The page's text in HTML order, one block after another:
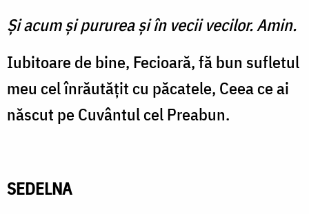
Şi acum şi pururea şi în vecii vecilor. Amin.
Iubitoare de bine, Fecioară, fă bun sufletul
meu cel înrăutăţit cu păcatele, Ceea ce ai
născut pe Cuvântul cel Preabun.
SEDELNA